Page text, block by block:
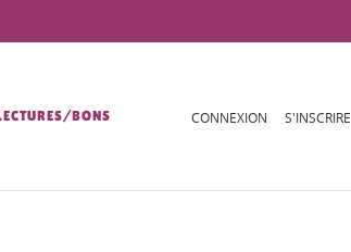
BONS CONNEXION S'INSCRIRE